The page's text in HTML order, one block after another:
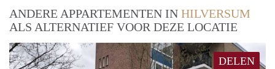
ANDERE APPARTEMENTEN IN HILVERSUM
ALS ALTERNATIEF VOOR DEZE LOCATIE
DELEN